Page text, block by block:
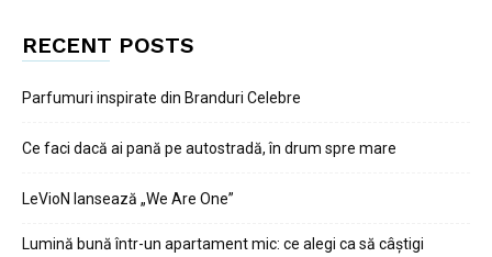
RECENT POSTS
Parfumuri inspirate din Branduri Celebre
Ce faci dacă ai pană pe autostradă, în drum spre mare
LeVioN lansează „We Are One”
Lumină bună într-un apartament mic: ce alegi ca să câștigi